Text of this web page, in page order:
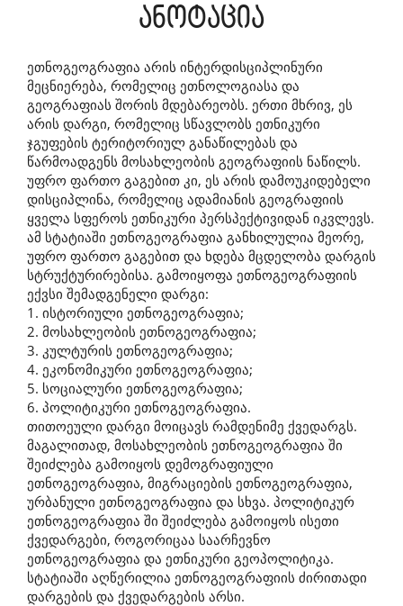
ანოტაცია
ეთნოგეოგრაფია არის ინტერდისციპლინური
მეცნიერება, რომელიც ეთნოლოგიასა და
გეოგრაფიას შორის მდებარეობს. ერთი მხრივ, ეს
არის დარგი, რომელიც სწავლობს ეთნიკური
ჯგუფების ტერიტორიულ განაწილებას და
წარმოადგენს მოსახლეობის გეოგრაფიის ნაწილს.
უფრო ფართო გაგებით კი, ეს არის დამოუკიდებელი
დისციპლინა, რომელიც ადამიანის გეოგრაფიის
ყველა სფეროს ეთნიკური პერსპექტივიდან იკვლევს.
ამ სტატიაში ეთნოგეოგრაფია განხილულია მეორე,
უფრო ფართო გაგებით და ხდება მცდელობა დარგის
სტრუქტურირებისა. გამოიყოფა ეთნოგეოგრაფიის
ექვსი შემადგენელი დარგი:
1. ისტორიული ეთნოგეოგრაფია;
2. მოსახლეობის ეთნოგეოგრაფია;
3. კულტურის ეთნოგეოგრაფია;
4. ეკონომიკური ეთნოგეოგრაფია;
5. სოციალური ეთნოგეოგრაფია;
6. პოლიტიკური ეთნოგეოგრაფია.
თითოეული დარგი მოიცავს რამდენიმე ქვედარგს.
მაგალითად, მოსახლეობის ეთნოგეოგრაფია ში
შეიძლება გამოიყოს დემოგრაფიული
ეთნოგეოგრაფია, მიგრაციების ეთნოგეოგრაფია,
ურბანული ეთნოგეოგრაფია და სხვა. პოლიტიკურ
ეთნოგეოგრაფია ში შეიძლება გამოიყოს ისეთი
ქვედარგები, როგორიცაა საარჩევნო
ეთნოგეოგრაფია და ეთნიკური გეოპოლიტიკა.
სტატიაში აღწერილია ეთნოგეოგრაფიის ძირითადი
დარგების და ქვედარგების არსი.